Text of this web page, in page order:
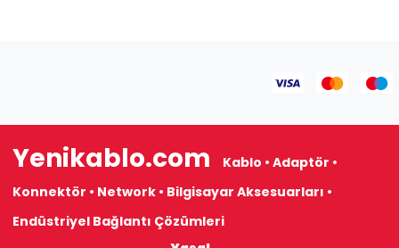
Yenikablo.com
Kablo • Adaptör •
Konnektör • Network • Bilgisayar Aksesuarları •
Endüstriyel Bağlantı Çözümleri